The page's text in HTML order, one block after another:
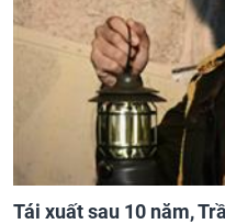
Tái xuất sau 10 năm,